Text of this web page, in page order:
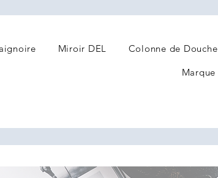
Miroir DEL Colonne de Douche
Marque